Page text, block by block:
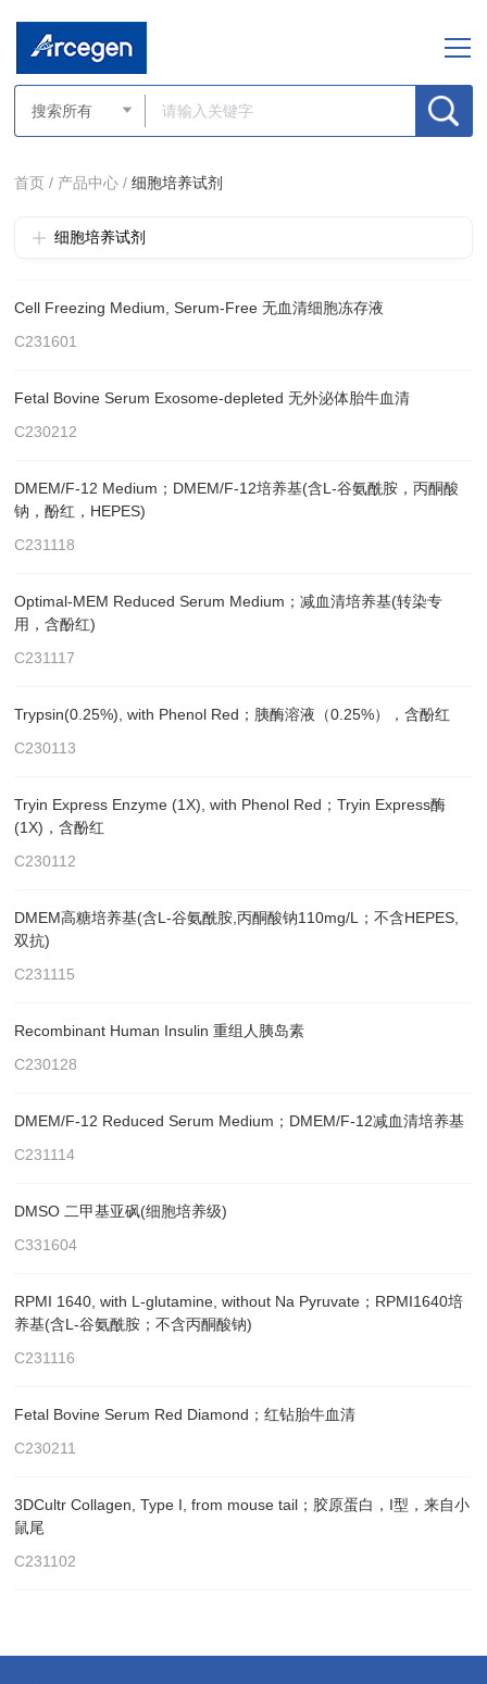
首页 / 产品中心 / 细胞培养试剂
细胞培养试剂
Cell Freezing Medium, Serum-Free 无血清细胞冻存液
C231601
Fetal Bovine Serum Exosome-depleted 无外泌体胎牛血清
C230212
DMEM/F-12 Medium；DMEM/F-12培养基(含L-谷氨酰胺，丙酮酸
钠，酚红，HEPES)
C231118
Optimal-MEM Reduced Serum Medium；减血清培养基(转染专
用，含酚红)
C231117
Trypsin(0.25%), with Phenol Red；胰酶溶液（0.25%），含酚红
C230113
Tryin Express Enzyme (1X), with Phenol Red；Tryin Express酶
(1X)，含酚红
C230112
DMEM高糖培养基(含L-谷氨酰胺,丙酮酸钠110mg/L；不含HEPES,
双抗)
C231115
Recombinant Human Insulin 重组人胰岛素
C230128
DMEM/F-12 Reduced Serum Medium；DMEM/F-12减血清培养基
C231114
DMSO 二甲基亚砜(细胞培养级)
C331604
RPMI 1640, with L-glutamine, without Na Pyruvate；RPMI1640培
养基(含L-谷氨酰胺；不含丙酮酸钠)
C231116
Fetal Bovine Serum Red Diamond；红钻胎牛血清
C230211
3DCultr Collagen, Type I, from mouse tail；胶原蛋白，I型，来自小
鼠尾
C231102